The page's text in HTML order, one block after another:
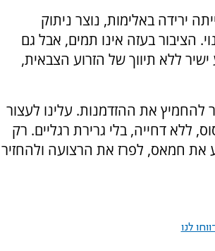
ירידה באלימות, נוצר ניתוק
הציבור בעזה אינו תמים, אבל גם
ללא תיווך של הזרוע הצבאית,
להחמיץ את ההזדמנות. עלינו לעצור
ללא דחייה, בלי גרירת רגליים. רק
חמאס, לפרז את הרצועה ולהחזיר
לנו